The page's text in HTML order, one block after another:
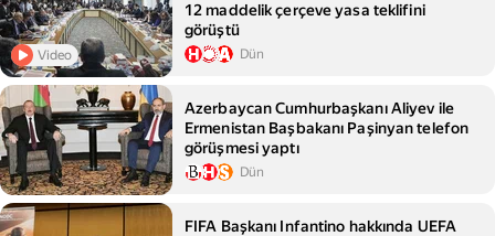
Video
12 maddelik çerçeve yasa teklifini
görüştü
Dün
Azerbaycan Cumhurbaşkanı Aliyev ile
Ermenistan Başbakanı Paşinyan telefon
görüşmesi yaptı
Dün
FIFA Başkanı Infantino hakkında UEFA